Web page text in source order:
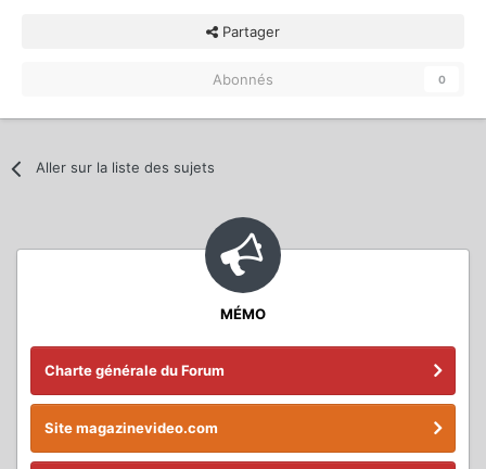
Partager
Abonnés 0
Aller sur la liste des sujets
MÉMO
Charte générale du Forum
Site magazinevideo.com